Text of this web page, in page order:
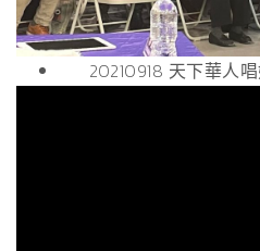
20210918 天下華人